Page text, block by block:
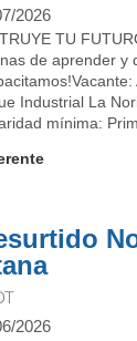
2026
TU
de aprender y
Industrial La
mínima:
2026